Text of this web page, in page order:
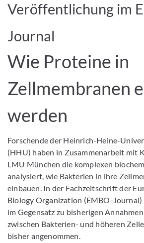
Veröffentlichung im
Journal
Wie Proteine in
Zellmembranen
werden
Forschende der Heinrich-Heine-
(HHU) haben in Zusammenarbeit mit
LMU München die komplexen
analysiert, wie Bakterien in ihre
einbauen. In der Fachzeitschrift der
Biology Organization (EMBO-Journal)
im Gegensatz zu bisherigen
zwischen Bakterien- und höheren
bisher angenommen.